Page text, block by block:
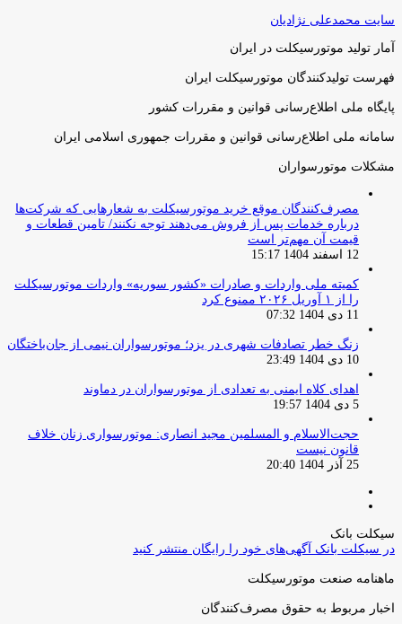
سایت محمدعلی نژادیان
آمار تولید موتورسیکلت در ایران
فهرست تولیدکنندگان موتورسیکلت ایران
پایگاه ملی اطلاع‌رسانی قوانین و مقررات کشور
سامانه ملی اطلاع‌رسانی قوانین و مقررات جمهوری اسلامی ایران
مشکلات موتورسواران
مصرف‌کنندگان موقع خرید موتورسیکلت به شعارهایی که شرکت‌ها
درباره خدمات پس از فروش می‌دهند توجه نکنند/ تامین قطعات و
قیمت آن مهم‌تر است
12 اسفند 1404 15:17
کمیته ملی واردات و صادرات «کشور سوریه» واردات موتورسیکلت
را از ۱ آوریل ۲۰۲۶ ممنوع کرد
11 دی 1404 07:32
زنگ خطر تصادفات شهری در یزد؛ موتورسواران نیمی از جان‌باختگان
10 دی 1404 23:49
اهدای کلاه ایمنی به تعدادی از موتورسواران در دماوند
5 دی 1404 19:57
حجت‌الاسلام و المسلمین مجید انصاری: موتورسواری زنان خلاف
قانون نیست
25 آذر 1404 20:40
سیکلت بانک
در سیکلت بانک آگهی‌های خود را رایگان منتشر کنید
ماهنامه صنعت موتورسیکلت
اخبار مربوط به حقوق مصرف‌کنندگان